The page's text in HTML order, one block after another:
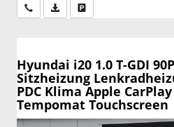
Wir rufen Sie anPDF-Datei, Fahrzeugexposé
Hyundai i20 1.0 T-GDI
Sitzheizung
PDC Klima Apple
Tempomat Touchscreen